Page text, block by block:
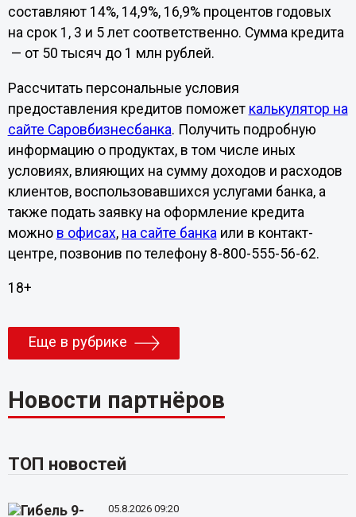
составляют 14%, 14,9%, 16,9% процентов годовых
на срок 1, 3 и 5 лет соответственно. Сумма кредита
— от 50 тысяч до 1 млн рублей.
Рассчитать персональные условия
предоставления кредитов поможет калькулятор на
сайте Саровбизнесбанка. Получить подробную
информацию о продуктах, в том числе иных
условиях, влияющих на сумму доходов и расходов
клиентов, воспользовавшихся услугами банка, а
также подать заявку на оформление кредита
можно в офисах, на сайте банка или в контакт-
центре, позвонив по телефону 8-800-555-56-62.
18+
Еще в рубрике
Новости партнёров
ТОП новостей
05.8.2026 09:20